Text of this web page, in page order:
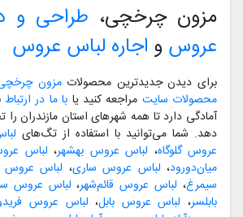
مزون چرخچی، طراحی و
عروس و اجاره لباس عروس
برای دیدن جدیدترین محصولاتمزون
محصولات سایت مراجعه کنید یا با ما در ارتباط
آمادگی دارد تا همه شهرهای استان مازندران
دهد. شما می‌توانید با استفاده از تگ‌های
عروس گلوگاه، لباس عروس بهشهر، لباس
میان‌دورود، لباس عروس ساری، لباس عروس
سیمرغ، لباس عروس قائم‌شهر، لباس عروس
بابلسر، لباس عروس بابل، لباس عروس